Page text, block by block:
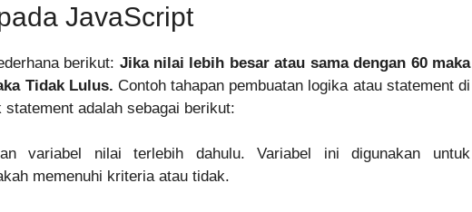
JavaScript
berikut: Jika nilai lebih besar atau sama dengan 60 maka
Tidak Lulus. Contoh tahapan pembuatan logika atau statement di
adalah sebagai berikut:
variabel nilai terlebih dahulu. Variabel ini digunakan untuk
memenuhi kriteria atau tidak.